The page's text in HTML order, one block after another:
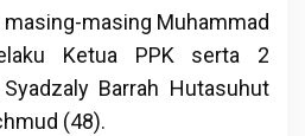
masing Muhammad
Ketua PPK serta 2
Barrah Hutasuhut
(48).